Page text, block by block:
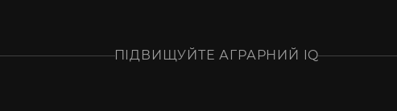
ПІДВИЩУЙТЕ АГРАРНИЙ IQ